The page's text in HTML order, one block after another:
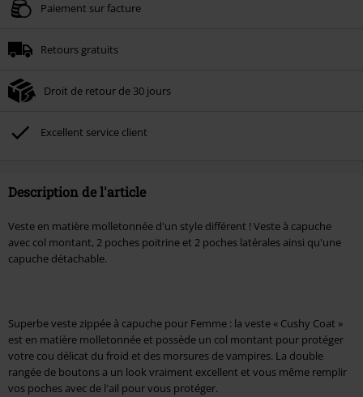
Valable jusqu'au 09/08/2026
Une fois le code saisi, la réduction sera automatiquement déduite à la fin de
Non cumulable avec dautres promotions. Non valable sur : les livres, les
Broilers, Die Ärzte, Die Toten Hosen, Metality, les bons d'achat et les articles
incluant un don.
Paiement sur facture
Retours gratuits
Droit de retour de 30 jours
Excellent service client
Description de l'article
Veste en matière molletonnée d'un style différent ! Veste à capuche
avec col montant, 2 poches poitrine et 2 poches latérales ainsi qu'une
capuche détachable.
Superbe veste zippée à capuche pour Femme : la veste « Cushy Coat »
est en matière molletonnée et possède un col montant pour protéger
votre cou délicat du froid et des morsures de vampires. La double
rangée de boutons a un look vraiment excellent et vous même remplir
vos poches avec de l'ail pour vous protéger.